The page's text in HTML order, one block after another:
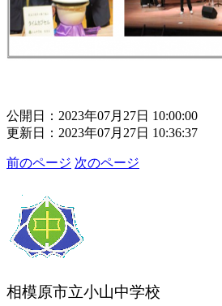
公開日：2023年07月27日 10:00:00
更新日：2023年07月27日 10:36:37
前のページ 次のページ
相模原市立小山中学校